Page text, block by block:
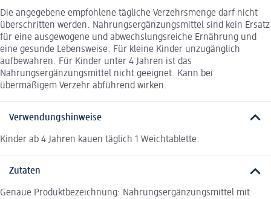
Die angegebene empfohlene tägliche Verzehrsmenge darf nicht
überschritten werden. Nahrungsergänzungsmittel sind kein Ersatz
für eine ausgewogene und abwechslungsreiche Ernährung und
eine gesunde Lebensweise. Für kleine Kinder unzugänglich
aufbewahren. Für Kinder unter 4 Jahren ist das
Nahrungsergänzungsmittel nicht geeignet. Kann bei
übermäßigem Verzehr abführend wirken.
Verwendungshinweise
Kinder ab 4 Jahren kauen täglich 1 Weichtablette.
Zutaten
Genaue Produktbezeichnung: Nahrungsergänzungsmittel mit